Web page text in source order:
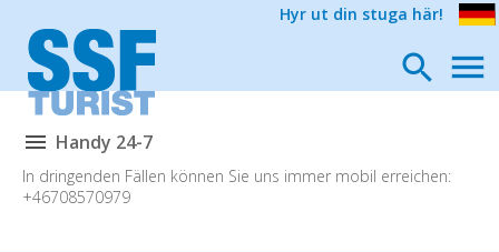
Hyr ut din stuga här!
Handy 24-7
In dringenden Fällen können Sie uns immer mobil erreichen:
+46708570979